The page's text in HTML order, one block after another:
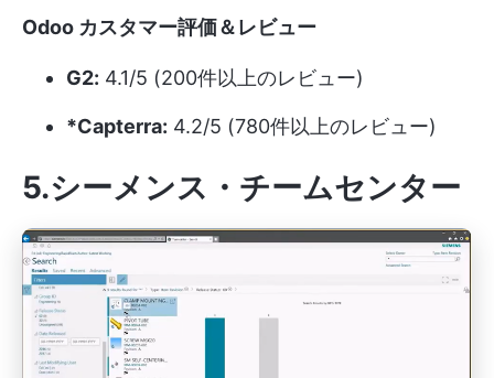
Odoo カスタマー評価＆レビュー
G2: 4.1/5 (200件以上のレビュー)
*Capterra: 4.2/5 (780件以上のレビュー)
5.シーメンス・チームセンター